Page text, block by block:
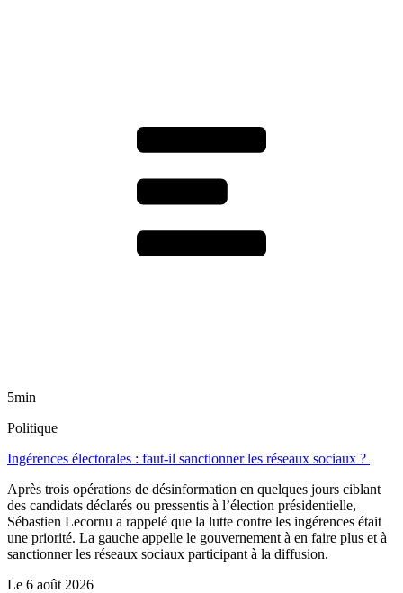
5min
Politique
Ingérences électorales : faut-il sanctionner les réseaux sociaux ?
Après trois opérations de désinformation en quelques jours ciblant
des candidats déclarés ou pressentis à l’élection présidentielle,
Sébastien Lecornu a rappelé que la lutte contre les ingérences était
une priorité. La gauche appelle le gouvernement à en faire plus et à
sanctionner les réseaux sociaux participant à la diffusion.
Le 6 août 2026